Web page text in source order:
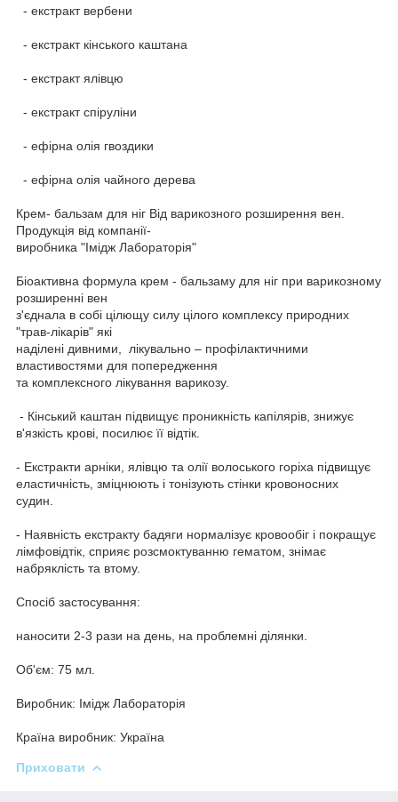
- екстракт вербени
- екстракт кінського каштана
- екстракт ялівцю
- екстракт спіруліни
- ефірна олія гвоздики
- ефірна олія чайного дерева
Крем- бальзам для ніг Від варикозного розширення вен.
Продукція від компанії-
виробника "Імідж Лабораторія"
Біоактивна формула крем - бальзаму для ніг при варикозному
розширенні вен
з'єднала в собі цілющу силу цілого комплексу природних
"трав-лікарів" які
наділені дивними, лікувально – профілактичними
властивостями для попередження
та комплексного лікування варикозу.
- Кінський каштан підвищує проникність капілярів, знижує
в'язкість крові, посилює її відтік.
- Екстракти арніки, ялівцю та олії волоського горіха підвищує
еластичність, зміцнюють і тонізують стінки кровоносних
судин.
- Наявність екстракту бадяги нормалізує кровообіг і покращує
лімфовідтік, сприяє розсмоктуванню гематом, знімає
набряклість та втому.
Спосіб застосування:
наносити 2-3 рази на день, на проблемні ділянки.
Об'єм: 75 мл.
Виробник: Імідж Лабораторія
Країна виробник: Україна
Приховати